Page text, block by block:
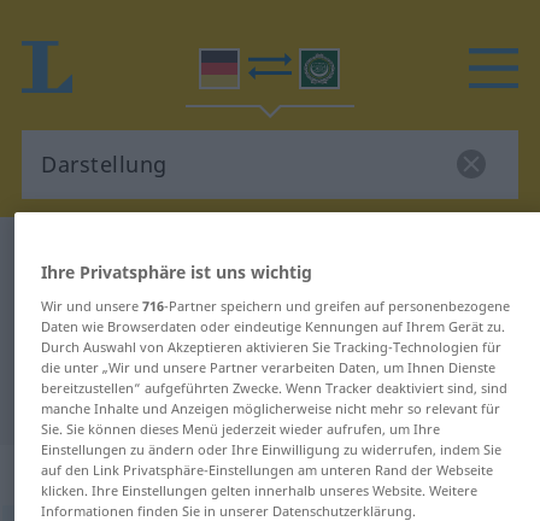
Deutsch-Arabisch Übersetzung für
"Darstellung"
"Darstellung" Arabisch Übersetzung
„Darstellung“: Femininum
Ihre Privatsphäre ist uns wichtig
Wir und unsere 716-Partner speichern und greifen auf personenbezogene
Daten wie Browserdaten oder eindeutige Kennungen auf Ihrem Gerät zu.
Durch Auswahl von Akzeptieren aktivieren Sie Tracking-Technologien für
die unter „Wir und unsere Partner verarbeiten Daten, um Ihnen Dienste
bereitzustellen“ aufgeführten Zwecke. Wenn Tracker deaktiviert sind, sind
manche Inhalte und Anzeigen möglicherweise nicht mehr so relevant für
Sie. Sie können dieses Menü jederzeit wieder aufrufen, um Ihre
Einstellungen zu ändern oder Ihre Einwilligung zu widerrufen, indem Sie
auf den Link Privatsphäre-Einstellungen am unteren Rand der Webseite
klicken. Ihre Einstellungen gelten innerhalb unseres Website. Weitere
Informationen finden Sie in unserer Datenschutzerklärung.